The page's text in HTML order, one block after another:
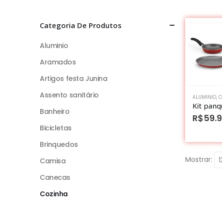
ALUMINIO,
R$
Mostrar:
Categoria De Produtos
Aluminio
Aramados
Artigos festa Junina
Assento sanitário
Banheiro
Bicicletas
Brinquedos
Camisa
Canecas
Cozinha